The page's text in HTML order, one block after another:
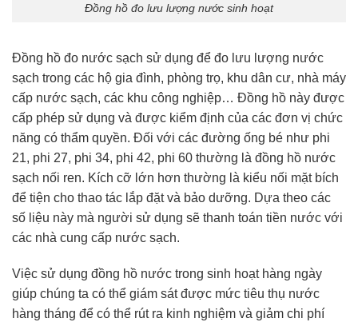
Đồng hồ đo lưu lượng nước sinh hoạt
Đồng hồ đo nước sạch sử dụng để đo lưu lượng nước
sạch trong các hộ gia đình, phòng trọ, khu dân cư, nhà máy
cấp nước sạch, các khu công nghiệp… Đồng hồ này được
cấp phép sử dụng và được kiểm định của các đơn vị chức
năng có thẩm quyền. Đối với các đường ống bé như phi
21, phi 27, phi 34, phi 42, phi 60 thường là đồng hồ nước
sạch nối ren. Kích cỡ lớn hơn thường là kiểu nối mặt bích
để tiện cho thao tác lắp đặt và bảo dưỡng. Dựa theo các
số liệu này mà người sử dụng sẽ thanh toán tiền nước với
các nhà cung cấp nước sạch.
Việc sử dụng đồng hồ nước trong sinh hoạt hàng ngày
giúp chúng ta có thể giám sát được mức tiêu thụ nước
hàng tháng để có thể rút ra kinh nghiệm và giảm chi phí